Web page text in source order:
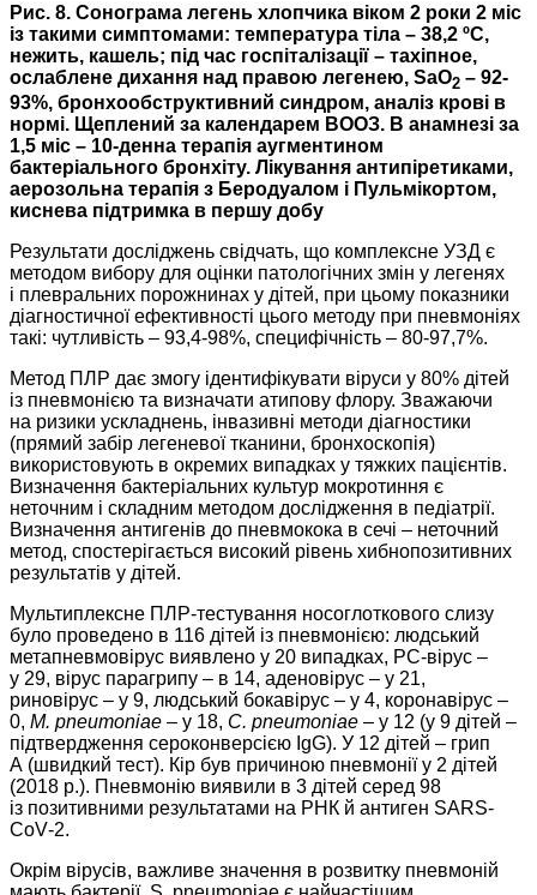
Рис. 8. Сонограма легень хлопчика віком 2 роки 2 міс
із такими симптомами: температура тіла – ​38,2 ºC,
нежить, кашель; під час госпіталізації – ​тахіпное,
ослаблене дихання над правою легенею, SaO2 – 92-
93%, бронхообструктивний синдром, аналіз крові в
нормі. Щеплений за календарем ВООЗ. В анамнезі за
1,5 міс – ​10-денна терапія аугментином
бактеріального бронхіту. Лікування антипіретиками,
аерозольна терапія з Беродуалом і Пульмікортом,
киснева підтримка в першу добу
Результати досліджень свідчать, що комплексне УЗД є
методом вибору для оцінки патологічних змін у легенях
і плевральних порожнинах у дітей, при цьому показники
діагностичної ефективності цього методу при пневмоніях
такі: чутливість – ​93,4-98%, специфічність – ​80-97,7%.
Метод ПЛР дає змогу ідентифікувати віруси у 80% дітей
із пневмонією та визначати атипову флору. Зважаючи
на ризики ускладнень, інвазивні методи діагностики
(прямий забір легеневої тканини, бронхоскопія)
використовують в окремих випадках у тяжких пацієнтів.
Визначення бактеріальних культур мокротиння є
неточним і складним методом дослідження в педіатрії.
Визначення антигенів до пневмокока в сечі – ​неточний
метод, спостерігається високий рівень хибнопозитивних
результатів у дітей.
Мультиплексне ПЛР-тестування носоглоткового слизу
було проведено в 116 дітей із пневмонією: людський
метапневмовірус виявлено у 20 випадках, РС-вірус – ​
у 29, вірус парагрипу – ​в 14, аденовірус – ​у 21,
риновірус – ​у 9, людський бокавірус – ​у 4, коронавірус – ​
0, M. pneumoniae – ​у 18, C. pneumoniae – ​у 12 (у 9 дітей – ​
підтвердження сероконверсією IgG). У 12 дітей – ​грип
А (швидкий тест). Кір був причиною пневмонії у 2 дітей
(2018 р.). Пневмонію виявили в 3 дітей серед 98
із позитивними результатами на РНК й антиген SARS-
CoV‑2.
Окрім вірусів, важливе значення в розвитку пневмоній